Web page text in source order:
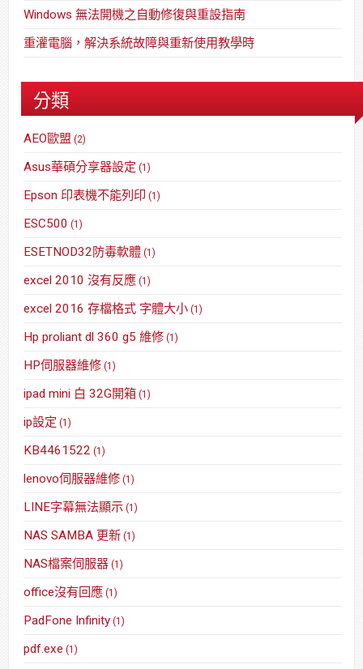
Windows 無法開機之自動修復與重設指南
重灌電腦，解決系統故障與重新使用教學時
分類
AEO歐盟 (2)
Asus華碩分享器設定 (1)
Epson 印表機不能列印 (1)
ESC500 (1)
ESETNOD32防毒軟體 (1)
excel 2010 沒有反應 (1)
excel 2016 存檔格式 字體大小 (1)
Hp proliant dl 360 g5 維修 (1)
HP伺服器維修 (1)
ipad mini 白 32G開箱 (1)
ip設定 (1)
KB4461522 (1)
lenovo伺服器維修 (1)
LINE字幕無法顯示 (1)
NAS SAMBA 更新 (1)
NAS檔案伺服器 (1)
office沒有回應 (1)
PadFone Infinity (1)
pdf.exe (1)